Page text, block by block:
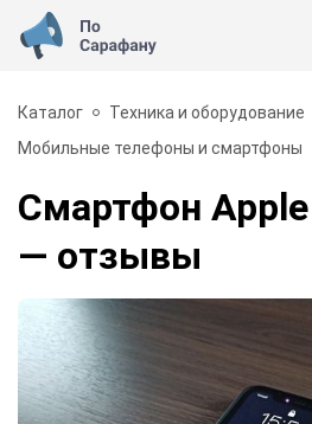
Каталог Техника и оборудование
Мобильные телефоны и смартфоны
Смартфон
— отзывы